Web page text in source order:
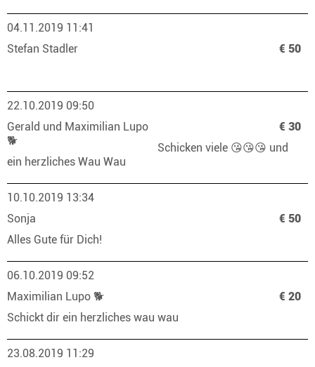
04.11.2019 11:41
Stefan Stadler
€ 50
22.10.2019 09:50
Gerald und Maximilian Lupo
🐕
€ 30
Schicken viele 😘😘😘 und
ein herzliches Wau Wau
10.10.2019 13:34
Sonja
€ 50
Alles Gute für Dich!
06.10.2019 09:52
Maximilian Lupo 🐕
€ 20
Schickt dir ein herzliches wau wau
23.08.2019 11:29